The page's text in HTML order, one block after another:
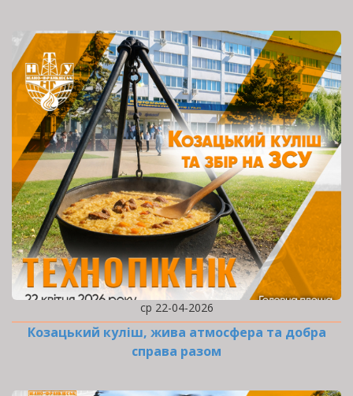
ср 22-04-2026
Козацький куліш, жива атмосфера та добра
справа разом